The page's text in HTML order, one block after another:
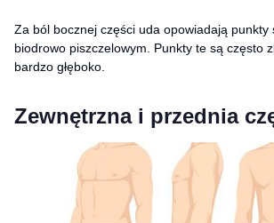
Za ból bocznej części uda opowiadają punkty
biodrowo piszczelowym. Punkty te są często
bardzo głęboko.
Zewnętrzna i przednia